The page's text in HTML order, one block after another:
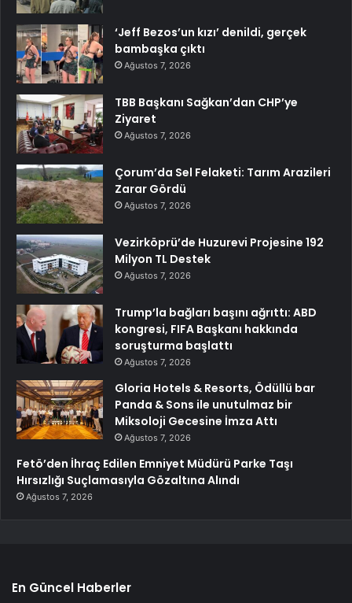
‘Jeff Bezos’un kızı’ denildi, gerçek
bambaşka çıktı
Ağustos 7, 2026
TBB Başkanı Sağkan’dan CHP’ye
Ziyaret
Ağustos 7, 2026
Çorum’da Sel Felaketi: Tarım Arazileri
Zarar Gördü
Ağustos 7, 2026
Vezirköprü’de Huzurevi Projesine 192
Milyon TL Destek
Ağustos 7, 2026
Trump’la bağları başını ağrıttı: ABD
kongresi, FIFA Başkanı hakkında
soruşturma başlattı
Ağustos 7, 2026
Gloria Hotels & Resorts, Ödüllü bar
Panda & Sons ile unutulmaz bir
Miksoloji Gecesine İmza Attı
Ağustos 7, 2026
Fetö’den İhraç Edilen Emniyet Müdürü Parke Taşı
Hırsızlığı Suçlamasıyla Gözaltına Alındı
Ağustos 7, 2026
En Güncel Haberler